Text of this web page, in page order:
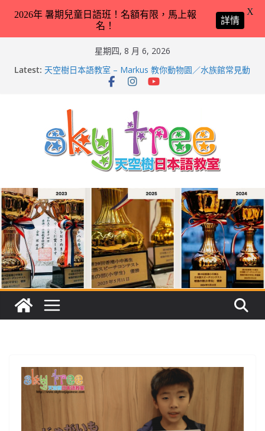
星期四, 8 月 6, 2026
Latest: 天空樹日本語教室 – Markus 教你動物園／水族館常見動
物名稱 – 2026-Feb-9
第21回（2026）香港小中高生日本語スピーチコンテス
ト（日語朗誦比賽）再次獲得優異成績！
2026兒童日語暑期班（適合完全未學過日語 3 － 11 歲
小朋友）！
天空樹日本語教室 – Tyler 教你動物園／水族館常見動物
2026年 暑期兒童日語班！名額有限，馬上報
名！
詳情
X